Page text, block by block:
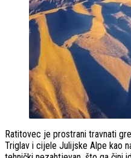
Ratitovec je prostrani travnati
Triglav i cijele Julijske Alpe kao